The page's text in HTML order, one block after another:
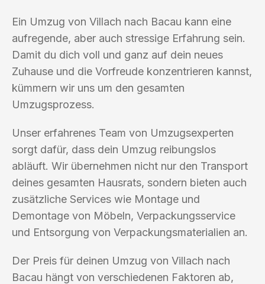
Ein Umzug von Villach nach Bacau kann eine
aufregende, aber auch stressige Erfahrung sein.
Damit du dich voll und ganz auf dein neues
Zuhause und die Vorfreude konzentrieren kannst,
kümmern wir uns um den gesamten
Umzugsprozess.
Unser erfahrenes Team von Umzugsexperten
sorgt dafür, dass dein Umzug reibungslos
abläuft. Wir übernehmen nicht nur den Transport
deines gesamten Hausrats, sondern bieten auch
zusätzliche Services wie Montage und
Demontage von Möbeln, Verpackungsservice
und Entsorgung von Verpackungsmaterialien an.
Der Preis für deinen Umzug von Villach nach
Bacau hängt von verschiedenen Faktoren ab,